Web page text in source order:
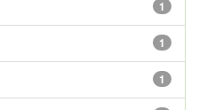
1
1
1